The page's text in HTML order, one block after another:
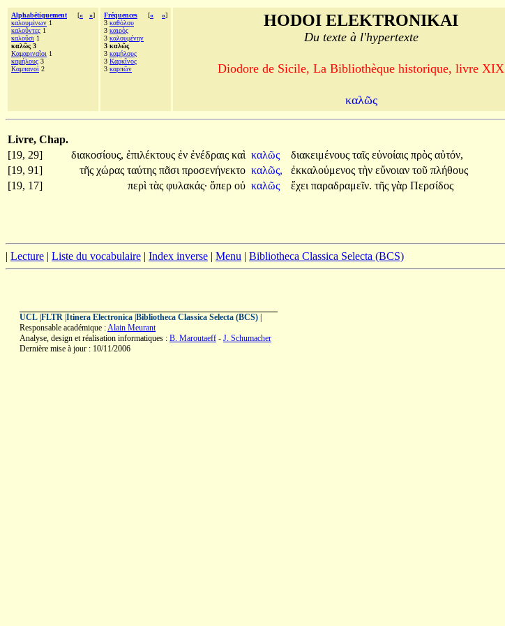
Alphabétiquement [« »]
καλουμένων 1
καλοῦντες 1
καλοῦσι 1
καλῶς 3
Καμαριναῖοι 1
καμήλους 3
Καμπανοὶ 2
Fréquences [« »]
3 καθόλου
3 καιρὸς
3 καλουμένην
3 καλῶς
3 καμήλους
3 Καρκῖνος
3 καρπῶν
HODOI ELEKTRONIKAI
Du texte à l'hypertexte
Diodore de Sicile, La Bibliothèque historique, livre XIX
καλῶς
Livre, Chap.
[19, 29]
διακοσίους, ἐπιλέκτους ἐν ἐνέδραις καὶ καλῶς διακειμένους ταῖς εὐνοίαις πρὸς αὐτόν,
[19, 91]
τῆς χώρας ταύτης πᾶσι προσενήνεκτο καλῶς, ἐκκαλούμενος τὴν εὔνοιαν τοῦ πλήθους
[19, 17]
περὶ τὰς φυλακάς· ὅπερ οὐ καλῶς ἔχει παραδραμεῖν. τῆς γὰρ Περσίδος
| Lecture | Liste du vocabulaire | Index inverse | Menu | Bibliotheca Classica Selecta (BCS)
UCL FLTR Itinera Electronica Bibliotheca Classica Selecta (BCS)
Responsable académique :Alain Meurant
Analyse, design et réalisation informatiques : B. Maroutaeff - J. Schumacher
Dernière mise à jour : 10/11/2006